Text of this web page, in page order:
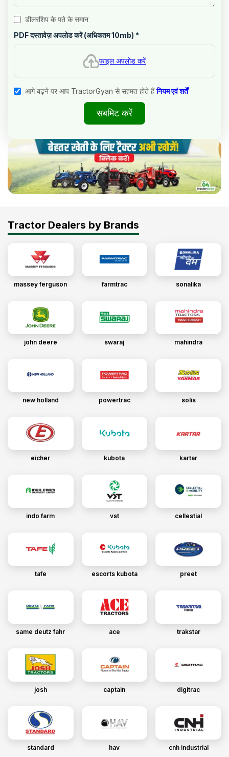
डीलरशिप के पते के समान
PDF दस्तावेज़ अपलोड करें (अधिकतम 10mb) *
फाइल अपलोड करें
आगे बढ़ने पर आप TractorGyan से सहमत होते हैं नियम एवं शर्तें
सबमिट करें
Tractor Dealers by Brands
massey ferguson farmtrac sonalika
john deere swaraj mahindra
new holland powertrac solis
eicher kubota kartar
indo farm vst cellestial
tafe escorts kubota preet
same deutz fahr ace trakstar
josh captain digitrac
standard hav cnh industrial